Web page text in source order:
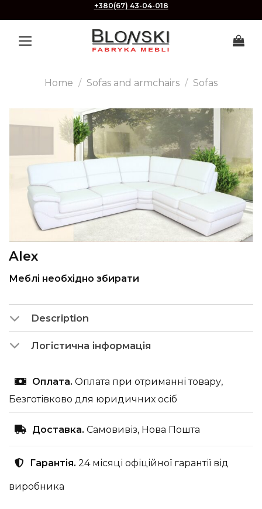
to
content
+380(67) 43-04-018
Home / Sofas and armchairs / Sofas
Alex
Меблі необхідно збирати
Description
Логістична інформація
Оплата. Оплата при отриманні товару,
Безготівково для юридичних осіб
Доставка. Самовивіз, Нова Пошта
Гарантія. 24 місяці офіційної гарантії від
виробника